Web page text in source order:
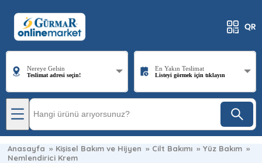
Nereye Gelsin
Teslimat adresi seçin!
En Yakın Teslimat
Listeyi görmek için tıklayın
Anasayfa » Kişisel Bakım ve Hijyen » Cilt Bakımı » Yüz Bakım »
Nemlendirici Krem